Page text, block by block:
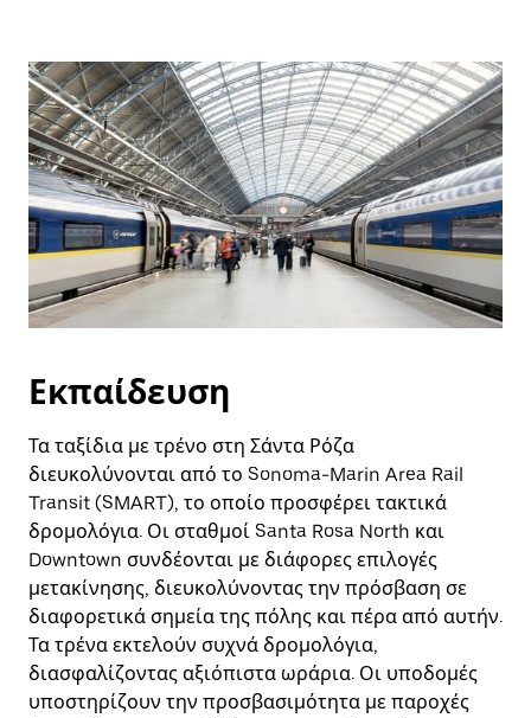
Εκπαίδευση
Τα ταξίδια με τρένο στη Σάντα Ρόζα
διευκολύνονται από το Sonoma-Marin Area Rail
Transit (SMART), το οποίο προσφέρει τακτικά
δρομολόγια. Οι σταθμοί Santa Rosa North και
Downtown συνδέονται με διάφορες επιλογές
μετακίνησης, διευκολύνοντας την πρόσβαση σε
διαφορετικά σημεία της πόλης και πέρα από αυτήν.
Τα τρένα εκτελούν συχνά δρομολόγια,
διασφαλίζοντας αξιόπιστα ωράρια. Οι υποδομές
υποστηρίζουν την προσβασιμότητα με παροχές